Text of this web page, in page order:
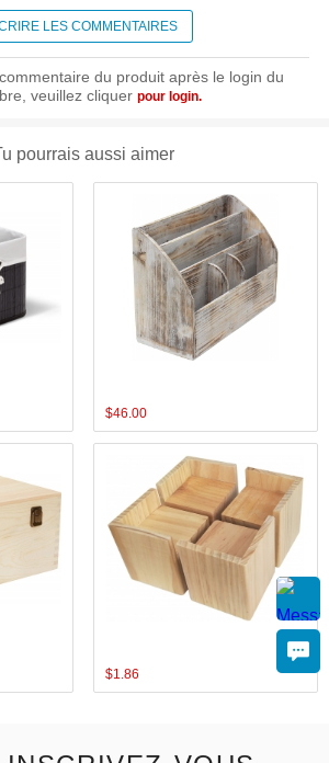
LES COMMENTAIRES
du produit après le login du
veuillez cliquerpour login.
pourrais aussi aimer
$46.00
$1.86